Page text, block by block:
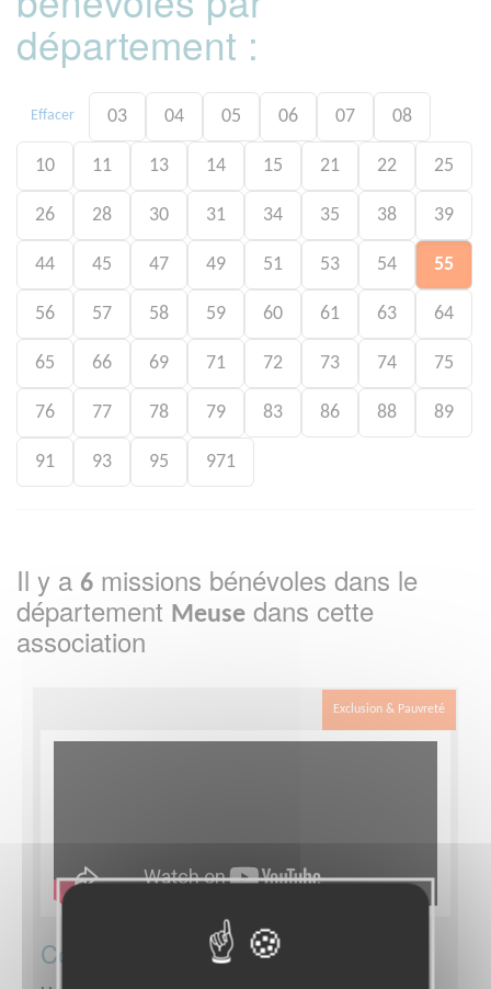
département :
Effacer 03 04 05 06 07 08
10 11 13 14 15 21 22 25
26 28 30 31 34 35 38 39
44 45 47 49 51 53 54 55
56 57 58 59 60 61 63 64
65 66 69 71 72 73 74 75
76 77 78 79 83 86 88 89
91 93 95 971
Il y a 6 missions bénévoles dans le
département Meuse dans cette
association
Exclusion & Pauvreté
Communication